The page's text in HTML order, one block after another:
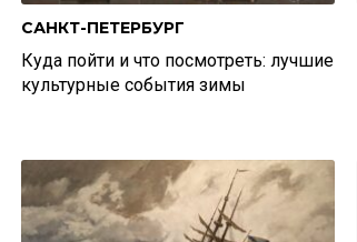
САНКТ-ПЕТЕРБУРГ
Куда пойти и что посмотреть: лучшие
культурные события зимы